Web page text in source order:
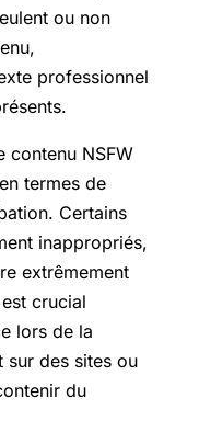
ou non
professionnel
contenu NSFW
termes de
Certains
inappropriés,
extrêmement
crucial
lors de la
sur des sites ou
du